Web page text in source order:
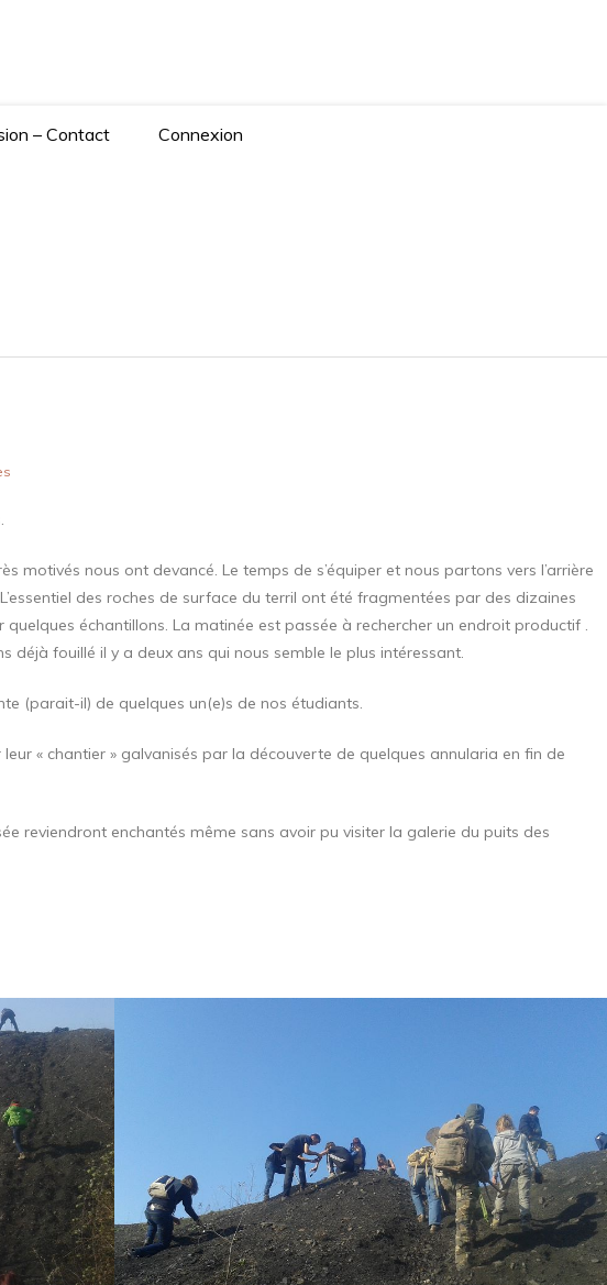
– Contact Connexion
nous ont devancé. Le temps de s’équiper et nous partons vers l’arrière
des roches de surface du terril ont été fragmentées par des dizaines
échantillons. La matinée est passée à rechercher un endroit productif .
déjà fouillé il y a deux ans qui nous semble le plus intéressant.
(parait-il) de quelques un(e)s de nos étudiants.
« chantier » galvanisés par la découverte de quelques annularia en fin de
reviendront enchantés même sans avoir pu visiter la galerie du puits des